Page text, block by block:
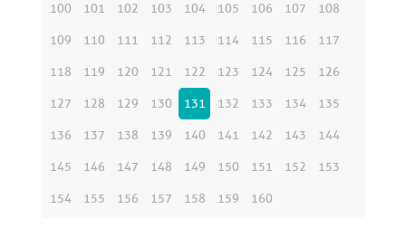
100 101 102 103 104 105 106 107 108
109 110 111 112 113 114 115 116 117
118 119 120 121 122 123 124 125 126
127 128 129 130 131 132 133 134 135
136 137 138 139 140 141 142 143 144
145 146 147 148 149 150 151 152 153
154 155 156 157 158 159 160